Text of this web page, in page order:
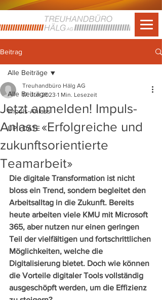
Beitrag
Alle Beiträge
Impuls-Anlass
UP I DATE
Alle Beiträge
Jetzt anmelden! Impuls-
Anlass «Erfolgreiche und
zukunftsorientierte
Teamarbeit»
Treuhandbüro Hälg AG
17. Juli 2023 1 Min. Lesezeit
Die digitale Transformation ist nicht
bloss ein Trend, sondern begleitet den
Arbeitsalltag in die Zukunft. Bereits
heute arbeiten viele KMU mit Microsoft
365, aber nutzen nur einen geringen
Teil der vielfältigen und fortschrittlichen
Möglichkeiten, welche die
Digitalisierung bietet. Doch wie können
die Vorteile digitaler Tools vollständig
ausgeschöpft werden, um die Effizienz